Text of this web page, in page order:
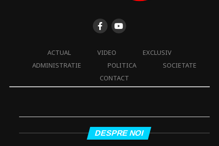
ACTUAL VIDEO
EXCLUSIV
ADMINISTRATIE
POLITICA
SOCIETATE
CONTACT
DESPRE NOI